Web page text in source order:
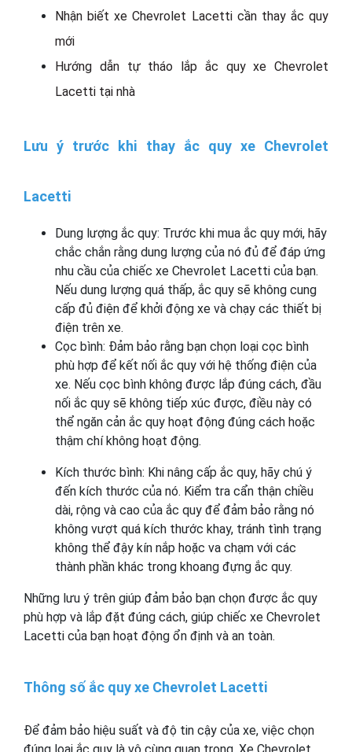
Nhận biết xe Chevrolet Lacetti cần thay ắc quy
mới
Hướng dẫn tự tháo lắp ắc quy xe Chevrolet
Lacetti tại nhà
Lưu ý trước khi thay ắc quy xe Chevrolet
Lacetti
Dung lượng ắc quy: Trước khi mua ắc quy mới, hãy
chắc chắn rằng dung lượng của nó đủ để đáp ứng
nhu cầu của chiếc xe Chevrolet Lacetti của bạn.
Nếu dung lượng quá thấp, ắc quy sẽ không cung
cấp đủ điện để khởi động xe và chạy các thiết bị
điện trên xe.
Cọc bình: Đảm bảo rằng bạn chọn loại cọc bình
phù hợp để kết nối ắc quy với hệ thống điện của
xe. Nếu cọc bình không được lắp đúng cách, đầu
nối ắc quy sẽ không tiếp xúc được, điều này có
thể ngăn cản ắc quy hoạt động đúng cách hoặc
thậm chí không hoạt động.
Kích thước bình: Khi nâng cấp ắc quy, hãy chú ý
đến kích thước của nó. Kiểm tra cẩn thận chiều
dài, rộng và cao của ắc quy để đảm bảo rằng nó
không vượt quá kích thước khay, tránh tình trạng
không thể đậy kín nắp hoặc va chạm với các
thành phần khác trong khoang đựng ắc quy.
Những lưu ý trên giúp đảm bảo bạn chọn được ắc quy
phù hợp và lắp đặt đúng cách, giúp chiếc xe Chevrolet
Lacetti của bạn hoạt động ổn định và an toàn.
Thông số ắc quy xe Chevrolet Lacetti
Để đảm bảo hiệu suất và độ tin cậy của xe, việc chọn